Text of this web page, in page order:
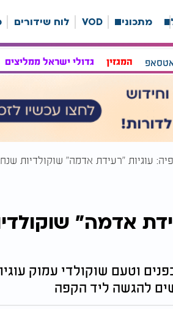
מתכונים VOD לוח שידורים
המגזין גדולי ישראל ממליצים
אדמה"
וטעם שוקולדי עמוק
להגשה ליד הקפה